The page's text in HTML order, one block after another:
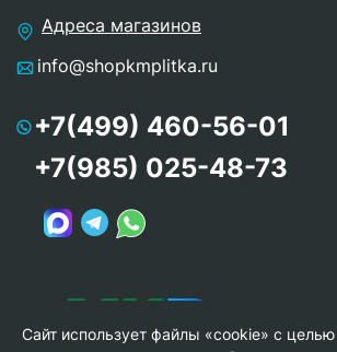
Адреса магазинов
info@shopkmplitka.ru
+7(499) 460-56-01
+7(985) 025-48-73
Сайт использует файлы «cookie» с